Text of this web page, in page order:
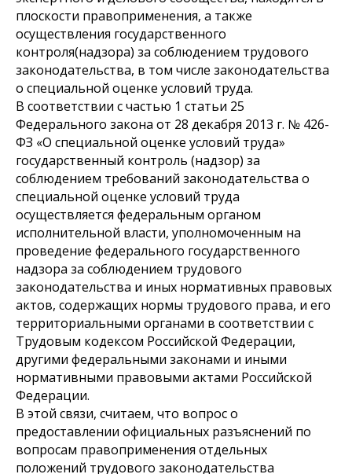
плоскости правоприменения, а также
осуществления государственного
контроля(надзора) за соблюдением трудового
законодательства, в том числе законодательства
о специальной оценке условий труда.
В соответствии с частью 1 статьи 25
Федерального закона от 28 декабря 2013 г. № 426-
ФЗ «О специальной оценке условий труда»
государственный контроль (надзор) за
соблюдением требований законодательства о
специальной оценке условий труда
осуществляется федеральным органом
исполнительной власти, уполномоченным на
проведение федерального государственного
надзора за соблюдением трудового
законодательства и иных нормативных правовых
актов, содержащих нормы трудового права, и его
территориальными органами в соответствии с
Трудовым кодексом Российской Федерации,
другими федеральными законами и иными
нормативными правовыми актами Российской
Федерации.
В этой связи, считаем, что вопрос о
предоставлении официальных разъяснений по
вопросам правоприменения отдельных
положений трудового законодательства